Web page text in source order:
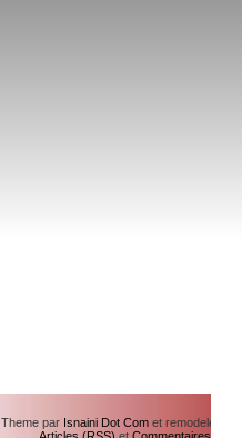
Theme par Isnaini Dot Com et remodelé par